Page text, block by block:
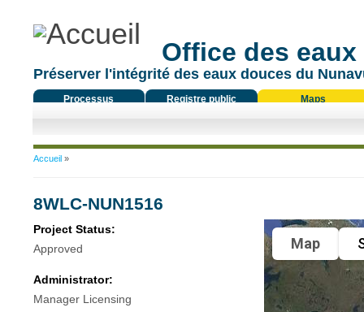
Office des
Préserver l'intégrité des eaux douces du
Processus
Registre public Maps
Vous êtes ici
Accueil»
8WLC-NUN1516
Project Status:
Approved
Administrator:
Manager Licensing
Map